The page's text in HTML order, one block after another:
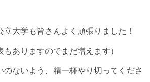
大学も皆さんよく頑張りました！
もありますのでまだ増えます）
のないよう、精一杯やり切ってくださ